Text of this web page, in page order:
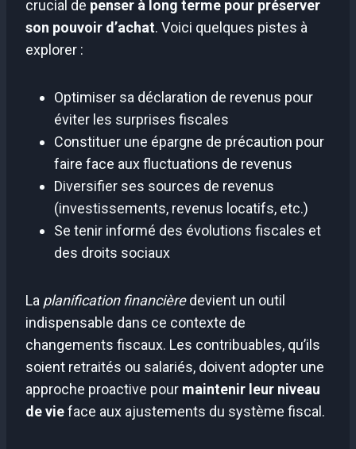
crucial de penser à long terme pour préserver
son pouvoir d’achat. Voici quelques pistes à
explorer :
Optimiser sa déclaration de revenus pour
éviter les surprises fiscales
Constituer une épargne de précaution pour
faire face aux fluctuations de revenus
Diversifier ses sources de revenus
(investissements, revenus locatifs, etc.)
Se tenir informé des évolutions fiscales et
des droits sociaux
La planification financièredevient un outil
indispensable dans ce contexte de
changements fiscaux. Les contribuables, qu’ils
soient retraités ou salariés, doivent adopter une
approche proactive pour maintenir leur niveau
de vieface aux ajustements du système fiscal.